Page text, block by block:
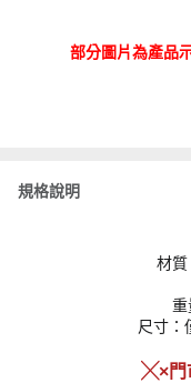
部分圖片為產品
規格說明
材質
重
尺寸：
╳×門